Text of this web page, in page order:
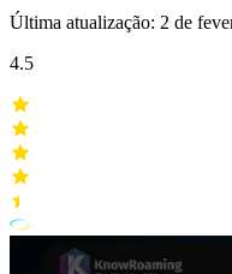
Última atualização: 2 de
4.5